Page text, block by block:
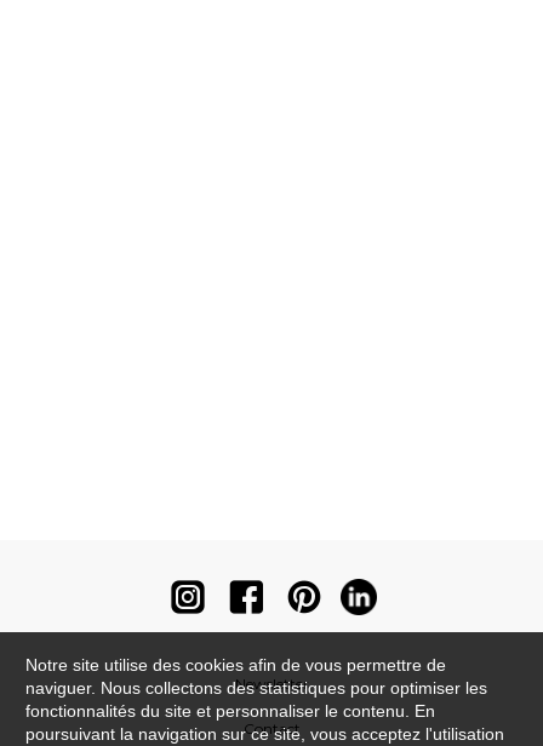
Newsletter
Contact
Notre site utilise des cookies afin de vous permettre de
naviguer. Nous collectons des statistiques pour optimiser les
fonctionnalités du site et personnaliser le contenu. En
poursuivant la navigation sur ce site, vous acceptez l'utilisation